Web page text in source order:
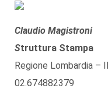
Claudio Magistroni
Struttura Stampa
Regione Lombardia –
02.674882379